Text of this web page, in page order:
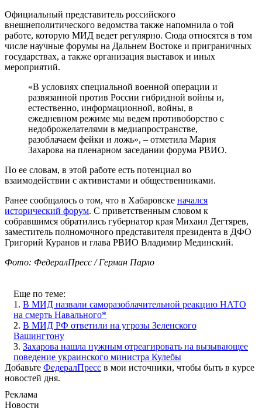
Официальный представитель российского
внешнеполитического ведомства также напомнила о той
работе, которую МИД ведет регулярно. Сюда относятся в том
числе научные форумы на Дальнем Востоке и приграничных
государствах, а также организация выставок и иных
мероприятий.
«В условиях специальной военной операции и
развязанной против России гибридной войны и,
естественно, информационной, войны, в
ежедневном режиме мы ведем противоборство с
недоброжелателями в медиапространстве,
разоблачаем фейки и ложь», – отметила Мария
Захарова на пленарном заседании форума РВИО.
По ее словам, в этой работе есть потенциал во
взаимодействии с активистами и общественниками.
Ранее сообщалось о том, что в Хабаровске начался
исторический форум. С приветственным словом к
собравшимся обратились губернатор края Михаил Дегтярев,
заместитель полномочного представителя президента в ДФО
Григорий Куранов и глава РВИО Владимир Мединский.
Фото: ФедералПресс / Герман Парло
Еще по теме:
1. В МИД назвали саморазоблачительной реакцию НАТО
на смерть Навального*
2. В МИД РФ ответили на угрозы Зеленского
Вашингтону
3. Захарова нашла нужным отреагировать на вызывающее
поведение украинского министра Кулебы
Добавьте ФедералПресс в мои источники, чтобы быть в курсе
новостей дня.
Реклама
Новости